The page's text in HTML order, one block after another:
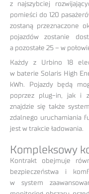
z najszybciej
pomieści do 120
zostaną przeznaczone
pojazdów zostanie
a pozostałe 25 – w
Każdy z Urbino 18
w baterie Solaris High
kWh. Pojazdy będą
poprzez plug-in, jak i
znajdzie się także
zdalnego uruchamiania
jest w trakcie ładowania.
Kompleksowy
Kontrakt obejmuje
bezpieczeństwa i
w system